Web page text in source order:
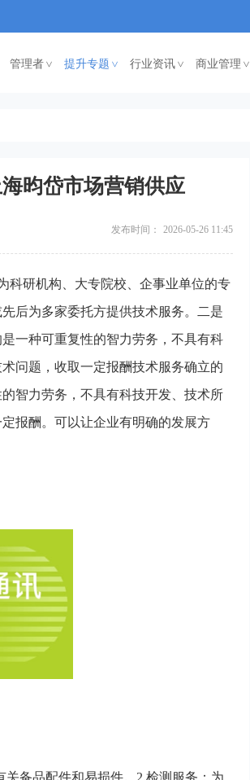
管理者< 提升专题 < 行业资讯 < 商业管理<
昀岱市场营销供应
发布时间： 2026-05-26 11:45
科研机构、大专院校、企事业单位的专
后为多家委托方提供技术服务。二是
一种可重复性的智力劳务，不具有科
问题，收取一定报酬技术服务确立的
智力劳务，不具有科技开发、技术所
报酬。可以让企业有明确的发展方
备品配件和易损件。2.检测服务：为